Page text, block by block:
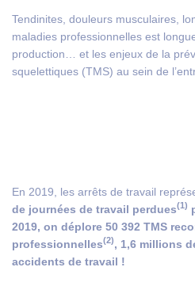
Tendinites, douleurs musculaires,
maladies professionnelles est
production… et les enjeux de la
squelettiques (TMS) au sein de
En 2019, les arrêts de travail
de journées de travail perdues(1)
2019, on déplore 50 392 TMS
professionnelles(2), 1,6 millions
accidents de travail !